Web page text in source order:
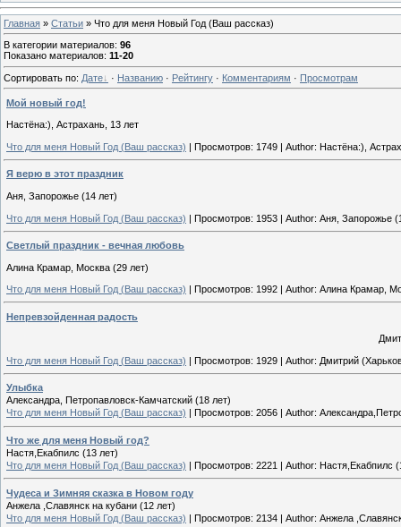
Главная » Статьи » Что для меня Новый Год (Ваш рассказ)
В категории материалов: 96
Показано материалов: 11-20
Сортировать по: Дате · Названию · Рейтингу · Комментариям · Просмотрам
Мой новый год!
Настёна:), Астрахань, 13 лет
Что для меня Новый Год (Ваш рассказ) | Просмотров: 1749 | Author: Настёна:),
Я верю в этот праздник
Аня, Запорожье (14 лет)
Что для меня Новый Год (Ваш рассказ) | Просмотров: 1953 | Author: Аня, Запорожье
Светлый праздник - вечная любовь
Алина Крамар, Москва (29 лет)
Что для меня Новый Год (Ваш рассказ) Просмотров: 1992 Author: Алина Крамар,
Непревзойденная радость
Что для меня Новый Год (Ваш рассказ) | Просмотров: 1929 | Author: Дмитрий
Улыбка
Александра, Петропавловск-Камчатский (18 лет)
Что для меня Новый Год (Ваш рассказ)
Просмотров: 2056 Author:
Что же для меня Новый год?
Настя,Екабпилс (13 лет)
Что для меня Новый Год (Ваш рассказ) | Просмотров: 2221 | Author: Настя,Екабпилс
Чудеса и Зимняя сказка в Новом году
Анжела ,Славянск на кубани (12 лет)
Что для меня Новый Год (Ваш рассказ) | Просмотров: 2134 | Author: Анжела